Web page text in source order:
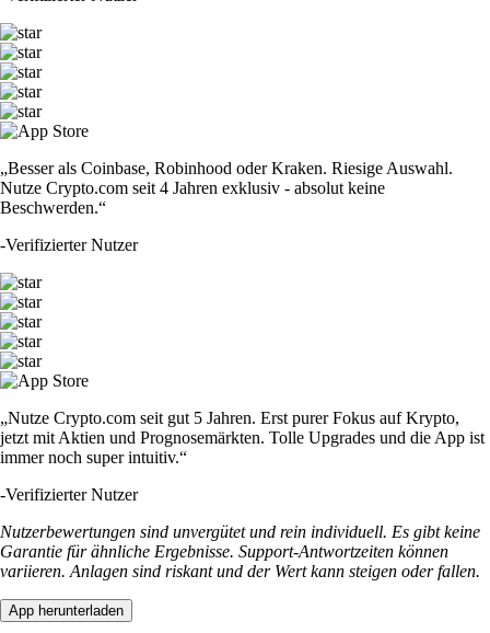
„Besser als Coinbase, Robinhood oder Kraken. Riesige Auswahl.
Nutze Crypto.com seit 4 Jahren exklusiv - absolut keine
Beschwerden.“
-Verifizierter Nutzer
„Nutze Crypto.com seit gut 5 Jahren. Erst purer Fokus auf Krypto,
jetzt mit Aktien und Prognosemärkten. Tolle Upgrades und die App ist
immer noch super intuitiv.“
-Verifizierter Nutzer
Nutzerbewertungen sind unvergütet und rein individuell. Es gibt keine
Garantie für ähnliche Ergebnisse. Support-Antwortzeiten können
variieren. Anlagen sind riskant und der Wert kann steigen oder fallen.
App herunterladen